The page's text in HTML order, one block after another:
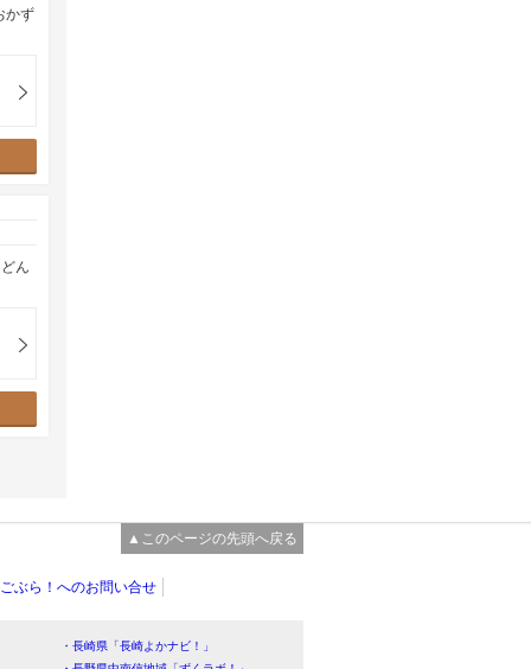
かず
ん
▲このページの先頭へ戻る
ぶら！へのお問い合せ
・長崎県「長崎よかナビ！」